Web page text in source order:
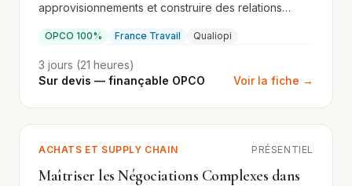
approvisionnements et construire des relations
présentielle.
OPCO 100% France Travail Qualiopi
3 jours (21 heures)
Sur devis — finançable OPCO
Voir la fiche →
ACHATS ET SUPPLY CHAIN PRÉSENTIEL
Maîtriser les Négociations Complexes dans